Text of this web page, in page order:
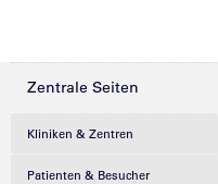
Zentrale Seiten
Kliniken & Zentren
Patienten & Besucher